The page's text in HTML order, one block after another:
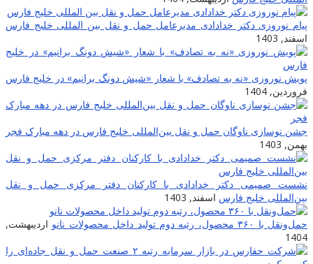
پیام نوروزی دکتر خدادادی مدیرعامل حمل و نقل بین المللی خلیج فارس
اسفند, 1403
پویش نوروزی «نه به تصادف» با شعار «شیش دونگ برانیم» در خلیج فارس
فروردین, 1404
جشن نوسازی ناوگان حمل و نقل بین‌المللی خلیج فارس در دهه مبارک فجر
بهمن, 1403
نشست صمیمی دکتر خدادادی با کارکنان دفتر مرکزی حمل و نقل
بین‌المللی خلیج فارس اسفند, 1403
حمل‌ونقل با ۳۶۰ محصول، رتبه دوم تولید داخل محصولات نانو
اردیبهشت,
1404